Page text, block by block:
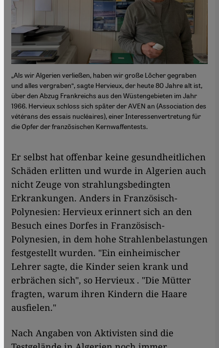
„Als wir Algerien verließen, haben wir große Löcher gegraben
und alles vergraben“, sagte Hervieux, der heute 80 Jahre alt ist,
über den Abzug Frankreichs aus den Wüstengebieten im Jahr
1966. Hervieux schloss sich später der AVEN an (Association des
vétérans des essais nucléaires), einer Interessenvertretung für
die Opfer der französischen Kernwaffentests.
Er selbst hat offenbar keine gesundheitlichen
Schäden erlitten und wurde in Algerien auch
nicht Zeuge von strahlungsbedingten
Erkrankungen. Anders in Französisch-
Polynesien: Hervieux erinnert sich an den
Besuch eines Dorfes in Französisch-
Polynesien, in dem hohe Strahlenbelastungen
festgestellt wurden. "Ein einheimischer
Lehrer sagte, die Kinder seien krank und
erbrächen sich", so Hervieux . "Die Mütter
fragten, warum ihren Kindern die Haare
ausfielen."
Nach Angaben von Aktivisten sind die